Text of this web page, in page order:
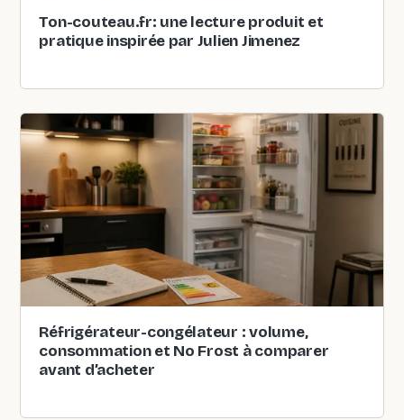
Ton-couteau.fr: une lecture produit et
pratique inspirée par Julien Jimenez
Réfrigérateur-congélateur : volume,
consommation et No Frost à comparer
avant d’acheter